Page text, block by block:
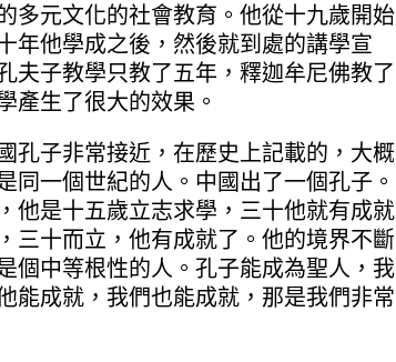
多元文化的社會教育。他從十九歲開始
年他學成之後，然後就到處的講學宣
夫子教學只教了五年，釋迦牟尼佛教了
產生了很大的效果。
孔子非常接近，在歷史上記載的，大概
同一個世紀的人。中國出了一個孔子。
他是十五歲立志求學，三十他就有成就
三十而立，他有成就了。他的境界不斷
個中等根性的人。孔子能成為聖人，我
能成就，我們也能成就，那是我們非常